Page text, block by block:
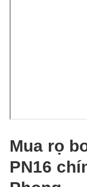
Mua rọ
PN16